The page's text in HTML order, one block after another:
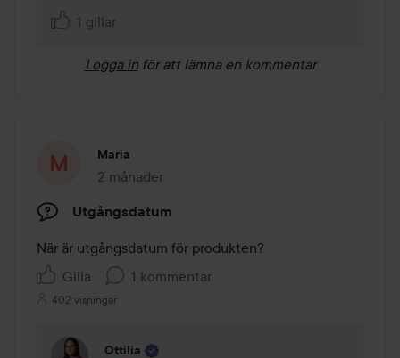
1 gillar
Logga in för att lämna en kommentar
Maria
2 månader
Inlägget skapades 2 månader
Utgångsdatum
När är utgångsdatum för produkten?
Gilla
1 kommentar
402 visningar
Ottilia